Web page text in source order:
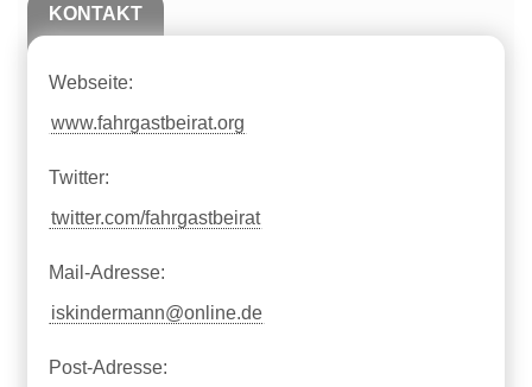
KONTAKT
Webseite:
www.fahrgastbeirat.org
Twitter:
twitter.com/fahrgastbeirat
Mail-Adresse:
iskindermann@online.de
Post-Adresse: